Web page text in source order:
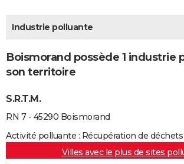
BONS PLANS
Dictionnaire
Biographies
Citations
Expressions
Proverbes
PROGRAMME TV
COPAINS D'AVANT
Industrie polluante
Boismorand possède 1 industrie
son territoire
S.R.T.M.
RN 7 - 45290 Boismorand
Activité polluante : Récupération de
Villes avec le plus de sites